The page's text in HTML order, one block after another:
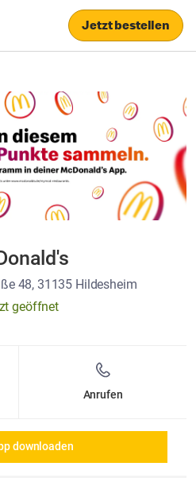
Jetzt bestellen
48, 31135 Hildesheim
geöffnet
Anrufen
downloaden